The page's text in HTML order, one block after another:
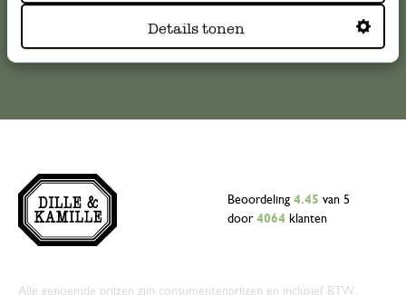
Details tonen
Online Klantenservice
Beoordeling 4.45 van 5
door 4064 klanten
Alle genoemde prijzen zijn consumentenprijzen en inclusief BTW.